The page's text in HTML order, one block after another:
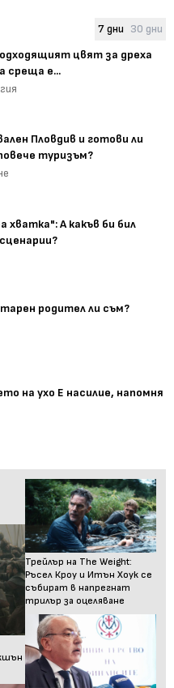
7 дни 30 дни
цвят за дреха
среща е...
Пловдив и готови ли
туризъм?
хватка": А какъв би бил
родител ли съм?
на ухо Е насилие, напомня
Трейлър на The Weight:
Ръсел Кроу и Итън Хоук се
събират в напрегнат
трилър за оцеляване